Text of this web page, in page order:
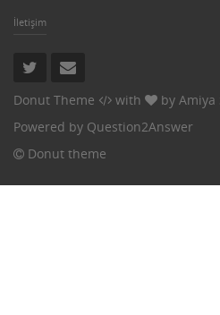
İletişim
Donut Theme with by Amiya
Powered by Question2Answer
Donut theme